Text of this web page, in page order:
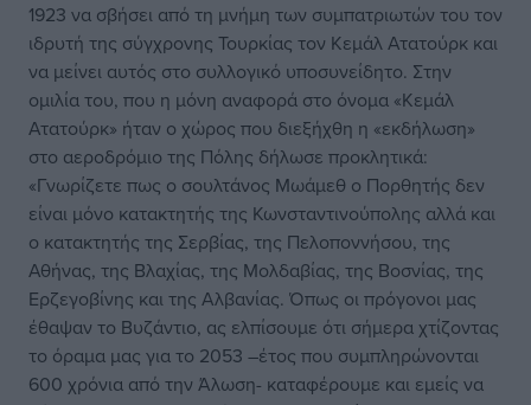
1923 να σβήσει από τη μνήμη των συμπατριωτών του τον
ιδρυτή της σύγχρονης Τουρκίας τον Κεμάλ Ατατούρκ και
να μείνει αυτός στο συλλογικό υποσυνείδητο. Στην
ομιλία του, που η μόνη αναφορά στο όνομα «Κεμάλ
Ατατούρκ» ήταν ο χώρος που διεξήχθη η «εκδήλωση»
στο αεροδρόμιο της Πόλης δήλωσε προκλητικά:
«Γνωρίζετε πως ο σουλτάνος Μωάμεθ ο Πορθητής δεν
είναι μόνο κατακτητής της Κωνσταντινούπολης αλλά και
ο κατακτητής της Σερβίας, της Πελοποννήσου, της
Αθήνας, της Βλαχίας, της Μολδαβίας, της Βοσνίας, της
Ερζεγοβίνης και της Αλβανίας. Όπως οι πρόγονοι μας
έθαψαν το Βυζάντιο, ας ελπίσουμε ότι σήμερα χτίζοντας
το όραμα μας για το 2053 –έτος που συμπληρώνονται
600 χρόνια από την Άλωση- καταφέρουμε και εμείς να